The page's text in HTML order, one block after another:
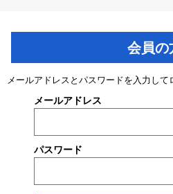
会員の
メールアドレスとパスワードを入力して
メールアドレス
パスワード